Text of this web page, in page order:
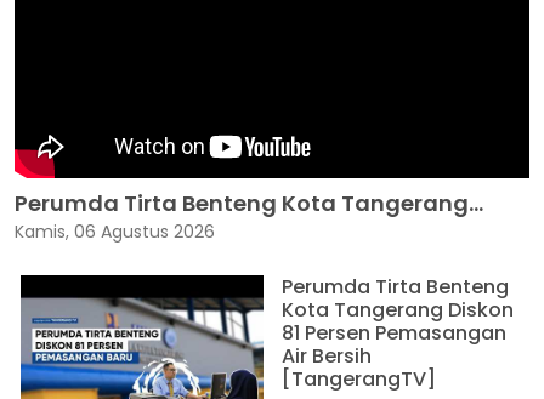
Perumda Tirta Benteng Kota Tangerang...
Kamis, 06 Agustus 2026
Perumda Tirta Benteng
Kota Tangerang Diskon
81 Persen Pemasangan
Air Bersih
[TangerangTV]